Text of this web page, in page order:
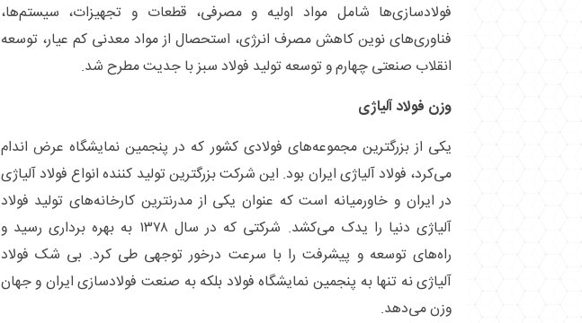
فولادسازی‌ها شامل مواد اولیه و مصرفی، قطعات و تجهیزات، سیستم‌ها،
فناوری‌های نوین کاهش مصرف انرژی، استحصال از مواد معدنی کم عیار، توسعه
انقلاب صنعتی چهارم و توسعه تولید فولاد سبز با جدیت مطرح شد.
وزن فولاد آلیاژی
یکی از بزرگترین مجموعه‌های فولادی کشور که در پنجمین نمایشگاه عرض اندام
می‌کرد، فولاد آلیاژی ایران بود. این شرکت بزرگترین تولید کننده انواع فولاد آلیاژی
در ایران و خاورمیانه است که عنوان یکی از مدرنترین کارخانه‌های تولید فولاد
آلیاژی دنیا را یدک می‌کشد. شرکتی که در سال ۱۳۷۸ به بهره برداری رسید و
راه‌های توسعه و پیشرفت را با سرعت درخور توجهی طی کرد. بی شک فولاد
آلیاژی نه تنها به پنجمین نمایشگاه فولاد بلکه به صنعت فولادسازی ایران و جهان
وزن می‌دهد.